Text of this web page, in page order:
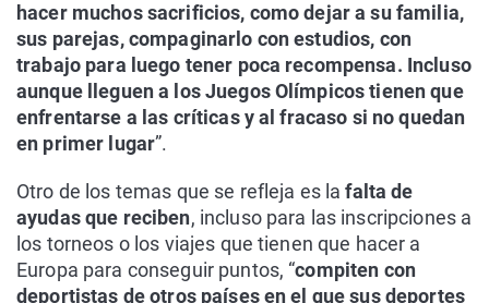
hacer muchos sacrificios, como dejar a su familia,
sus parejas, compaginarlo con estudios, con
trabajo para luego tener poca recompensa. Incluso
aunque lleguen a los Juegos Olímpicos tienen que
enfrentarse a las críticas y al fracaso si no quedan
en primer lugar”.
Otro de los temas que se refleja es la falta de
ayudas que reciben, incluso para las inscripciones a
los torneos o los viajes que tienen que hacer a
Europa para conseguir puntos, “compiten con
deportistas de otros países en el que sus deportes